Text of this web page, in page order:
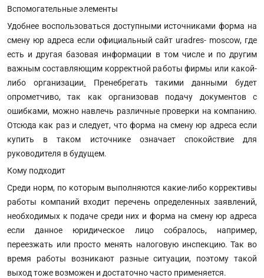
Вспомогательные элементы
Удобнее воспользоваться доступными источниками форма на
смену юр адреса если официальный сайт uradres- moscow, где
есть и другая базовая информации в том числе и по другим
важным составляющим корректной работы фирмы или какой-
либо организации. Пренебрегать такими данными будет
опрометчиво, так как организовав подачу документов с
ошибками, можно навлечь различные проверки на компанию.
Отсюда как раз и следует, что форма на смену юр адреса если
купить в таком источнике означает спокойствие для
руководителя в будущем.
Кому подходит
Среди норм, по которым выполняются какие-либо коррективы
работы компаний входит перечень определенных заявлений,
необходимых к подаче среди них и форма на смену юр адреса
если данное юридическое лицо собралось, например,
переезжать или просто менять налоговую инспекцию. Так во
время работы возникают разные ситуации, поэтому такой
выход тоже возможен и достаточно часто применяется.